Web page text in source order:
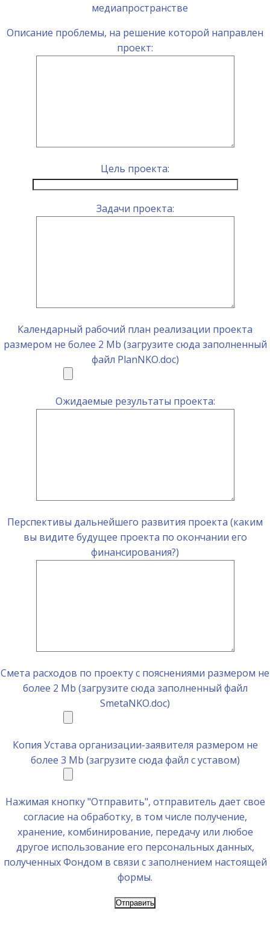
медиапространстве
Описание проблемы, на решение которой направлен
проект:
Цель проекта:
Задачи проекта:
Календарный рабочий план реализации проекта
размером не более 2 Mb (загрузите сюда заполненный
файл PlanNKO.doc)
Ожидаемые результаты проекта:
Перспективы дальнейшего развития проекта (каким
вы видите будущее проекта по окончании его
финансирования?)
Смета расходов по проекту с пояснениями размером не
более 2 Mb (загрузите сюда заполненный файл
SmetaNKO.doc)
Копия Устава организации-заявителя размером не
более 3 Mb (загрузите сюда файл с уставом)
Нажимая кнопку "Отправить", отправитель дает свое
согласие на обработку, в том числе получение,
хранение, комбинирование, передачу или любое
другое использование его персональных данных,
полученных Фондом в связи с заполнением настоящей
формы.